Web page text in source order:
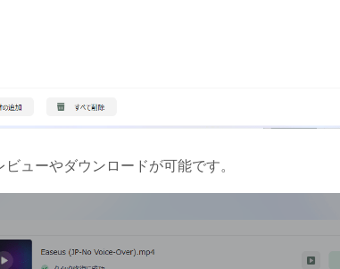
ューやダウンロードが可能です。